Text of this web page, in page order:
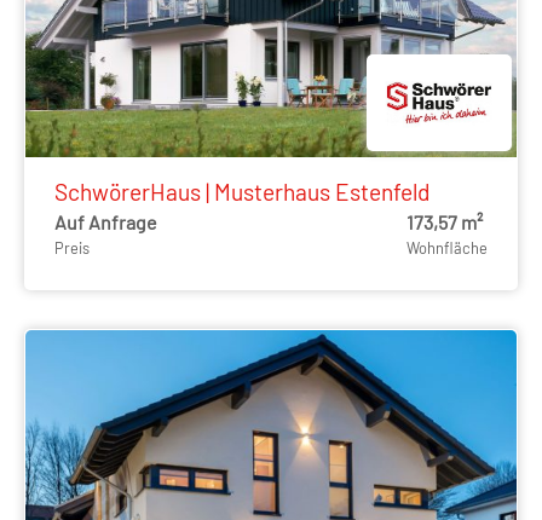
SchwörerHaus | Musterhaus Estenfeld
Auf Anfrage
Preis
173,57 m²
Wohnfläche